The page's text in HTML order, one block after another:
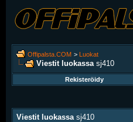
Offipalsta.COM > Luokat
Viestit luokassa sj410
Rekisteröidy
Viestit luokassa sj410